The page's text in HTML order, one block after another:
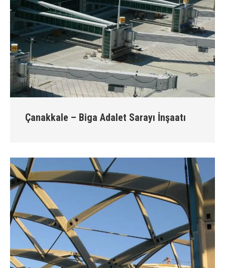
Çanakkale – Biga Adalet Sarayı İnşaatı